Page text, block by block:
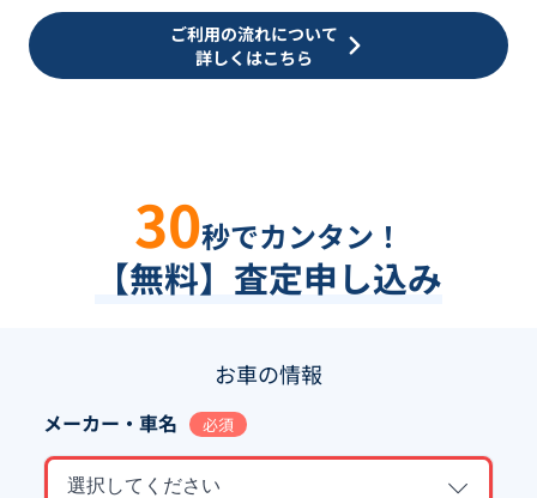
ご利用の流れについて
詳しくはこちら
30秒でカンタン！
【無料】査定申し込み
お車の情報
メーカー・車名 必須
選択してください